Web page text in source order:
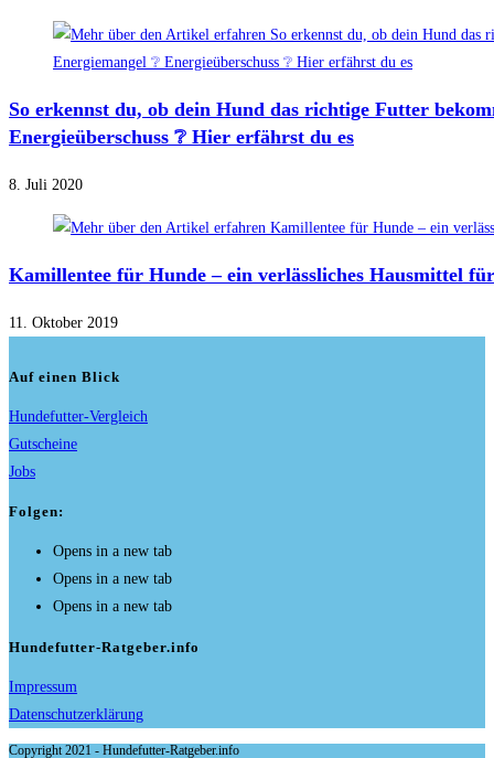
So erkennst du, ob dein Hund das richtige Futter
Energieüberschuss ❔ Hier erfährst du es
8. Juli 2020
Kamillentee für Hunde – ein verlässliches Hausmittel
11. Oktober 2019
Auf einen Blick
Hundefutter-Vergleich
Gutscheine
Jobs
Folgen:
Opens in a new tab
Opens in a new tab
Opens in a new tab
Hundefutter-Ratgeber.info
Impressum
Datenschutzerklärung
Copyright 2021 - Hundefutter-Ratgeber.info